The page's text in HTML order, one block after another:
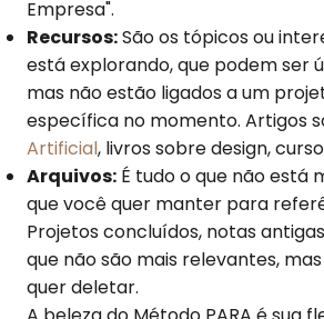
Empresa".
Recursos:São os tópicos ou
está explorando, que podem ser
mas não estão ligados a um
específica no momento. Artigos
Artificial, livros sobre design,
Arquivos: É tudo o que não está
que você quer manter para
Projetos concluídos, notas
que não são mais relevantes,
quer deletar.